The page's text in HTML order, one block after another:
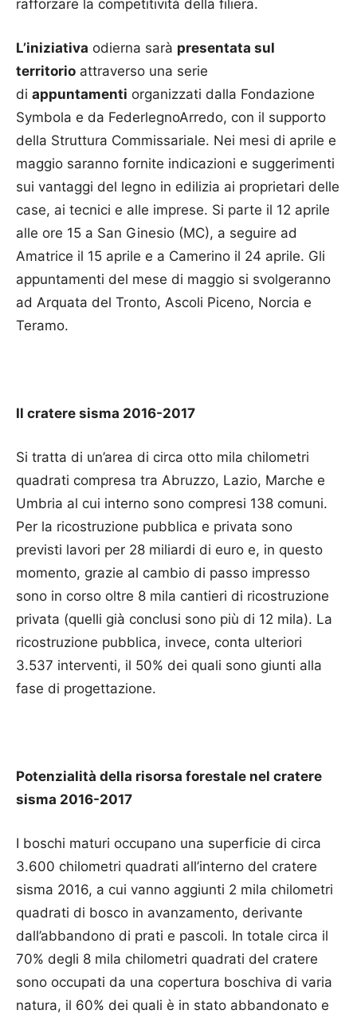
rafforzare la competitività della filiera.
L’iniziativa odierna sarà presentata sul
territorio attraverso una serie
di appuntamenti organizzati dalla Fondazione
Symbola e da FederlegnoArredo, con il supporto
della Struttura Commissariale. Nei mesi di aprile e
maggio saranno fornite indicazioni e suggerimenti
sui vantaggi del legno in edilizia ai proprietari delle
case, ai tecnici e alle imprese. Si parte il 12 aprile
alle ore 15 a San Ginesio (MC), a seguire ad
Amatrice il 15 aprile e a Camerino il 24 aprile. Gli
appuntamenti del mese di maggio si svolgeranno
ad Arquata del Tronto, Ascoli Piceno, Norcia e
Teramo.
Il cratere sisma 2016-2017
Si tratta di un’area di circa otto mila chilometri
quadrati compresa tra Abruzzo, Lazio, Marche e
Umbria al cui interno sono compresi 138 comuni.
Per la ricostruzione pubblica e privata sono
previsti lavori per 28 miliardi di euro e, in questo
momento, grazie al cambio di passo impresso
sono in corso oltre 8 mila cantieri di ricostruzione
privata (quelli già conclusi sono più di 12 mila). La
ricostruzione pubblica, invece, conta ulteriori
3.537 interventi, il 50% dei quali sono giunti alla
fase di progettazione.
Potenzialità della risorsa forestale nel cratere
sisma 2016-2017
I boschi maturi occupano una superficie di circa
3.600 chilometri quadrati all’interno del cratere
sisma 2016, a cui vanno aggiunti 2 mila chilometri
quadrati di bosco in avanzamento, derivante
dall’abbandono di prati e pascoli. In totale circa il
70% degli 8 mila chilometri quadrati del cratere
sono occupati da una copertura boschiva di varia
natura, il 60% dei quali è in stato abbandonato e